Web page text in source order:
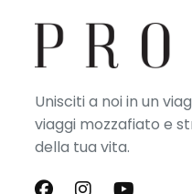
Unisciti a noi in un
viaggi mozzafiato e
della tua vita.